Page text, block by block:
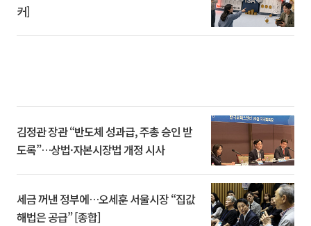
커]
김정관 장관 “반도체 성과급, 주총 승인 받
도록”…상법·자본시장법 개정 시사
세금 꺼낸 정부에…오세훈 서울시장 “집값
해법은 공급” [종합]